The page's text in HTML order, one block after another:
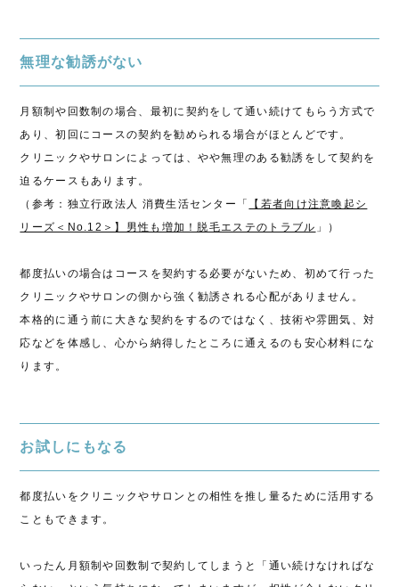
無理な勧誘がない
月額制や回数制の場合、最初に契約をして通い続けてもらう方式で
あり、初回にコースの契約を勧められる場合がほとんどです。
クリニックやサロンによっては、やや無理のある勧誘をして契約を
迫るケースもあります。
（参考：独立行政法人 消費生活センター「
【若者向け注意喚起シ
リーズ＜No.12＞】男性も増加！脱毛エステのトラブル 」）
都度払いの場合はコースを契約する必要がないため、初めて行った
クリニックやサロンの側から強く勧誘される心配がありません。
本格的に通う前に大きな契約をするのではなく、技術や雰囲気、対
応などを体感し、心から納得したところに通えるのも安心材料にな
ります。
お試しにもなる
都度払いをクリニックやサロンとの相性を推し量るために活用する
こともできます。
いったん月額制や回数制で契約してしまうと「通い続けなければな